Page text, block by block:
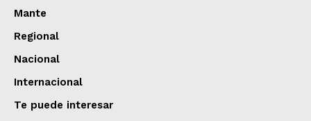
Mante
Regional
Nacional
Internacional
Te puede interesar